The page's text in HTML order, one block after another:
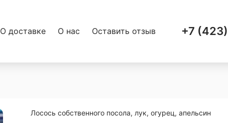
О доставке О нас Оставить отзыв +7
Лосось собственного посола, лук, огурец, апельсин